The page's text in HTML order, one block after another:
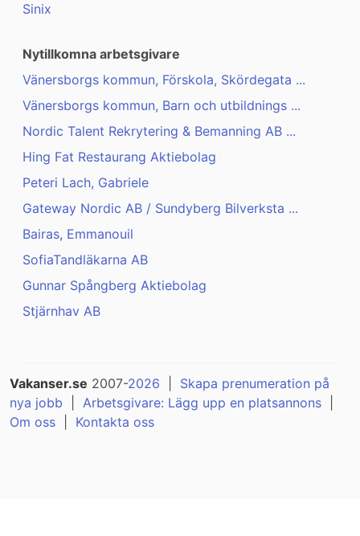
Sinix
Nytillkomna arbetsgivare
Vänersborgs kommun, Förskola, Skördegata ...
Vänersborgs kommun, Barn och utbildnings ...
Nordic Talent Rekrytering & Bemanning AB ...
Hing Fat Restaurang Aktiebolag
Peteri Lach, Gabriele
Gateway Nordic AB / Sundyberg Bilverksta ...
Bairas, Emmanouil
SofiaTandläkarna AB
Gunnar Spångberg Aktiebolag
Stjärnhav AB
Vakanser.se 2007-2026
Skapa prenumeration på
nya jobb
Arbetsgivare: Lägg upp en platsannons
Om oss
Kontakta oss